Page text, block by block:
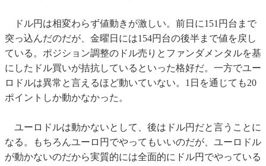
ドル円は相変わらず値動きが激しい。前日に151円台まで
突っ込んだのだが、金曜日には154円台の後半まで値を戻し
ている。ポジション調整のドル売りとファンダメンタルを基
にしたドル買いが拮抗しているといった格好だ。一方でユー
ロドルは異常と言えるほど動いていない。1日を通じても20
ポイントしか動かなかった。
ユーロドルは動かないとして、後はドル円だと言うことに
なる。もちろんユーロ円でやってもいいのだが、ユーロドル
が動かないのだから実質的には全面的にドル円でやっている